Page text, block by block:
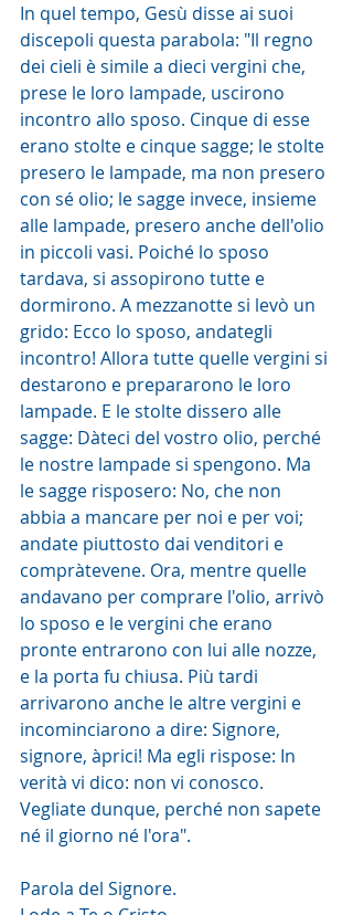
In quel tempo, Gesù disse ai suoi
discepoli questa parabola: "Il regno
dei cieli è simile a dieci vergini che,
prese le loro lampade, uscirono
incontro allo sposo. Cinque di esse
erano stolte e cinque sagge; le stolte
presero le lampade, ma non presero
con sé olio; le sagge invece, insieme
alle lampade, presero anche dell'olio
in piccoli vasi. Poiché lo sposo
tardava, si assopirono tutte e
dormirono. A mezzanotte si levò un
grido: Ecco lo sposo, andategli
incontro! Allora tutte quelle vergini si
destarono e prepararono le loro
lampade. E le stolte dissero alle
sagge: Dàteci del vostro olio, perché
le nostre lampade si spengono. Ma
le sagge risposero: No, che non
abbia a mancare per noi e per voi;
andate piuttosto dai venditori e
compràtevene. Ora, mentre quelle
andavano per comprare l'olio, arrivò
lo sposo e le vergini che erano
pronte entrarono con lui alle nozze,
e la porta fu chiusa. Più tardi
arrivarono anche le altre vergini e
incominciarono a dire: Signore,
signore, àprici! Ma egli rispose: In
verità vi dico: non vi conosco.
Vegliate dunque, perché non sapete
né il giorno né l'ora".
Parola del Signore.